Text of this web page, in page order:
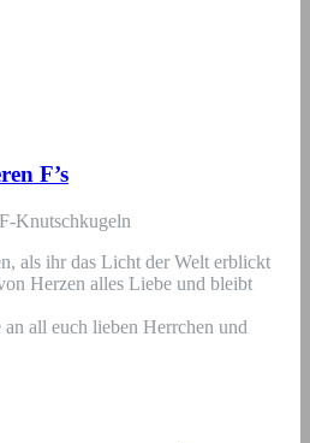
F’s
Knutschkugeln
als ihr das Licht der Welt erblickt
Herzen alles Liebe und bleibt
all euch lieben Herrchen und